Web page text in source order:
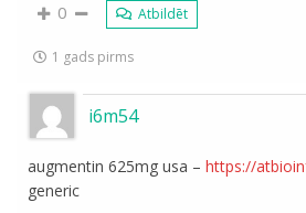
0 Atbildēt
1 gads pirms
i6m54
augmentin 625mg usa –https://
generic